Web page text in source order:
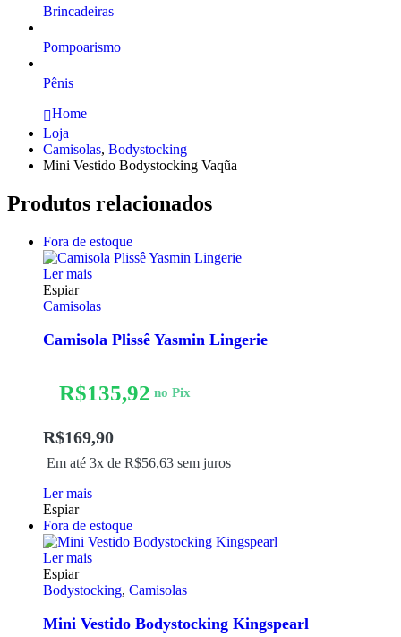
Brincadeiras
Pompoarismo
Pênis
Home
Loja
Camisolas, Bodystocking
Mini Vestido Bodystocking Vaqũa
Produtos relacionados
Fora de estoque
Ler mais
Espiar
Camisolas
Camisola Plissê Yasmin Lingerie
R$169,90
Em até 3x de R$56,63 sem juros
R$135,92 no Pix
Ler mais
Espiar
Fora de estoque
Ler mais
Espiar
Bodystocking, Camisolas
Mini Vestido Bodystocking Kingspearl